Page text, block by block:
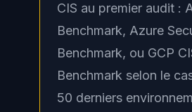
CIS au premier audit :
Benchmark, Azure
Benchmark, ou GCP
Benchmark selon le
50 derniers